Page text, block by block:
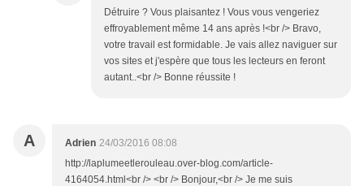
Détruire ? Vous plaisantez ! Vous vous vengeriez
effroyablement même 14 ans après !<br /> Bravo,
votre travail est formidable. Je vais allez naviguer sur
vos sites et j'espère que tous les lecteurs en feront
autant..<br /> Bonne réussite !
A Adrien 24/03/2016 08:08
http://laplumeetlerouleau.over-blog.com/article-
4164054.html<br /> <br /> Bonjour,<br /> Je me suis